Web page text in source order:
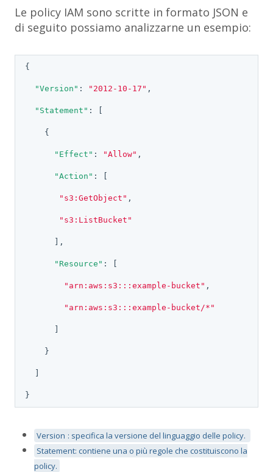
Le policy IAM sono scritte in formato JSON e
di seguito possiamo analizzarne un esempio:
{
"Version" : "2012-10-17" ,
"Statement" : [
    {
"Effect" : "Allow" ,
"Action" : [
"s3:GetObject" ,
"s3:ListBucket"
      ],
"Resource" : [
"arn:aws:s3:::example-bucket" ,
"arn:aws:s3:::example-bucket/*"
    }
}
Version : specifica la versione del linguaggio delle policy.
Statement: contiene una o più regole che costituiscono la
policy.